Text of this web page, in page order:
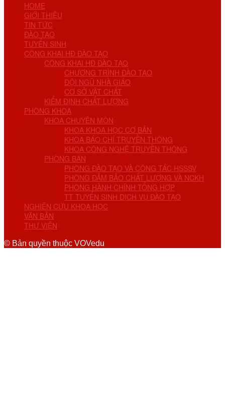
HOME
GIỚI THIỆU
TIN TỨC
ĐÀO TẠO
TUYỂN SINH
CÔNG KHAI HĐ ĐÀO TẠO
CÔNG KHAI HĐ ĐÀO TẠO
CHƯƠNG TRÌNH ĐÀO TẠO
ĐỘI NGŨ NHÀ GIÁO
CƠ SỞ VẬT CHẤT
KIỂM ĐỊNH CHẤT LƯỢNG
PHÒNG KHOA
KHOA CHUYÊN MÔN
KHOA KHOA HỌC CƠ BẢN
KHOA BÁO CHÍ TRUYỀN THÔNG
KHOA CÔNG NGHỆ TRUYỀN THÔNG
PHÒNG BAN
PHÒNG ĐÀO TẠO VÀ CÔNG TÁC HSSSV
PHÒNG ĐẢM BẢO CHẤT LƯỢNG VÀ NCKH
PHÒNG HÀNH CHÍNH TỔNG HỢP
TT TUYỂN SINH DỊCH VỤ ĐÀO TẠO
NGHIÊN CỨU KHOA HỌC
VĂN BẢN
THƯ VIỆN
© Bản quyền thuộc VOVedu